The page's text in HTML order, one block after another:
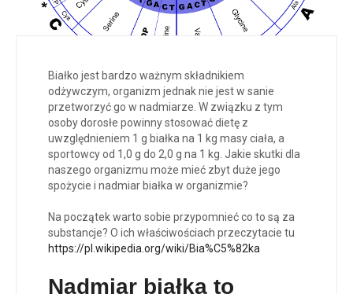
Białko jest bardzo ważnym składnikiem
odżywczym, organizm jednak nie jest w sanie
przetworzyć go w nadmiarze. W związku z tym
osoby dorosłe powinny stosować dietę z
uwzględnieniem 1 g białka na 1 kg masy ciała, a
sportowcy od 1,0 g do 2,0 g na 1 kg. Jakie skutki dla
naszego organizmu może mieć zbyt duże jego
spożycie i nadmiar białka w organizmie?
Na początek warto sobie przypomnieć co to są za
substancje? O ich właściwościach przeczytacie tu
https://pl.wikipedia.org/wiki/Bia%C5%82ka
Nadmiar białka to